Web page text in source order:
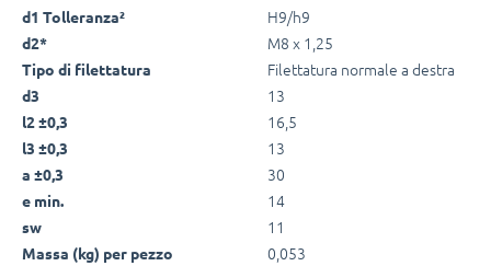
d1 Tolleranza² H9/h9
d2* M8 x 1,25
Tipo di filettatura Filettatura normale a destra
d3 13
l2 ±0,3 16,5
l3 ±0,3 13
a ±0,3 30
e min. 14
sw 11
Massa (kg) per pezzo 0,053